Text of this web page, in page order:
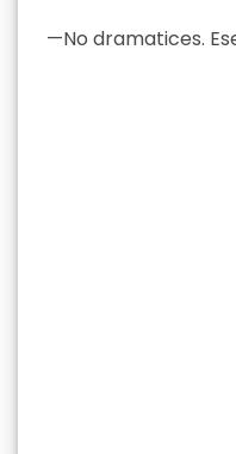
—No dramatices.